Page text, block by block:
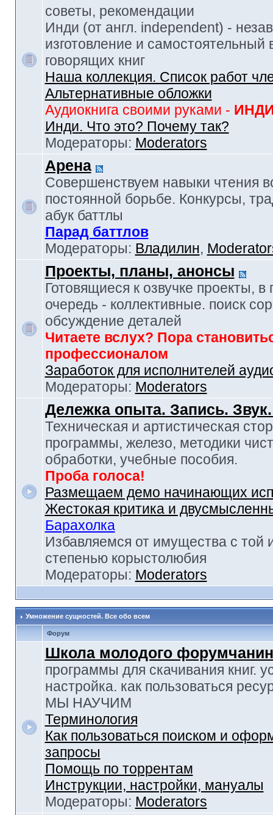
советы, рекомендации
Инди (от англ. independent) -
изготовление и самостоятельный
говорящих книг
Наша коллекция. Список работ
Альтернативные обложки
Аудиокнига своими руками -
Инди. Что это? Почему так?
Модераторы: Moderators
Арена
Совершенствуем навыки чтения
постоянной борьбе. Конкурсы,
абук баттлы
Парад баттлов
Модераторы: Владилин,
Проекты, планы, анонсы
Готовящиеся к озвучке проекты, в
очередь - коллективные. поиск
обсуждение деталей
Читаете вслух? Пора
профессионалом
Заработок для исполнителей
Модераторы: Moderators
Дележка опыта. Запись.
Техническая и артистическая
программы, железо, методики
обработки, учебные пособия.
Проба голоса!
Размещаем демо начинающих
Жестокая критика и
Барахолка
Избавляемся от имущества с той
степенью корыстолюбия
Модераторы: Moderators
Умножение сущностей. Все обо всем
Форум
Школа молодого
программы для скачивания книг.
настройка. как пользоваться
МЫ НАУЧИМ
Терминология
Как пользоваться поиском и
запросы
Помощь по торрентам
Инструкции, настройки, мануалы
Модераторы: Moderators